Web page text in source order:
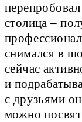
столица –
снимался в
сейчас
и
с друзьями
можно